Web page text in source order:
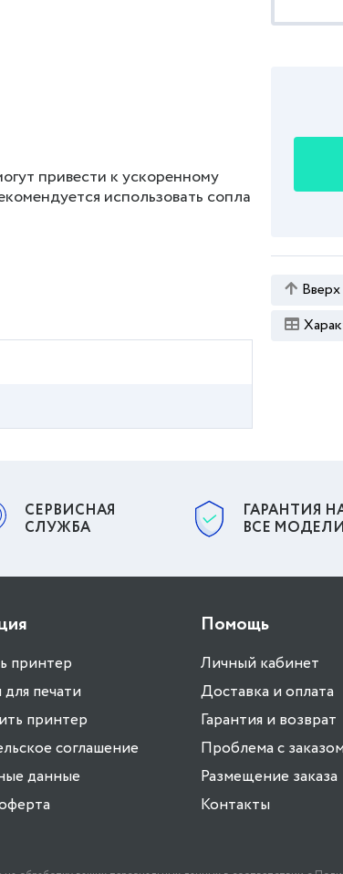
привести к ускоренному
использовать сопла
Вверх
СЕРВИСНАЯ
СЛУЖБА
ГАРАНТИЯ
ВСЕ МОДЕЛИ
принтер
печати
принтер
соглашение
данные
Помощь
Личный кабинет
Доставка и оплата
Гарантия и возврат
Проблема с
Размещение заказа
Контакты